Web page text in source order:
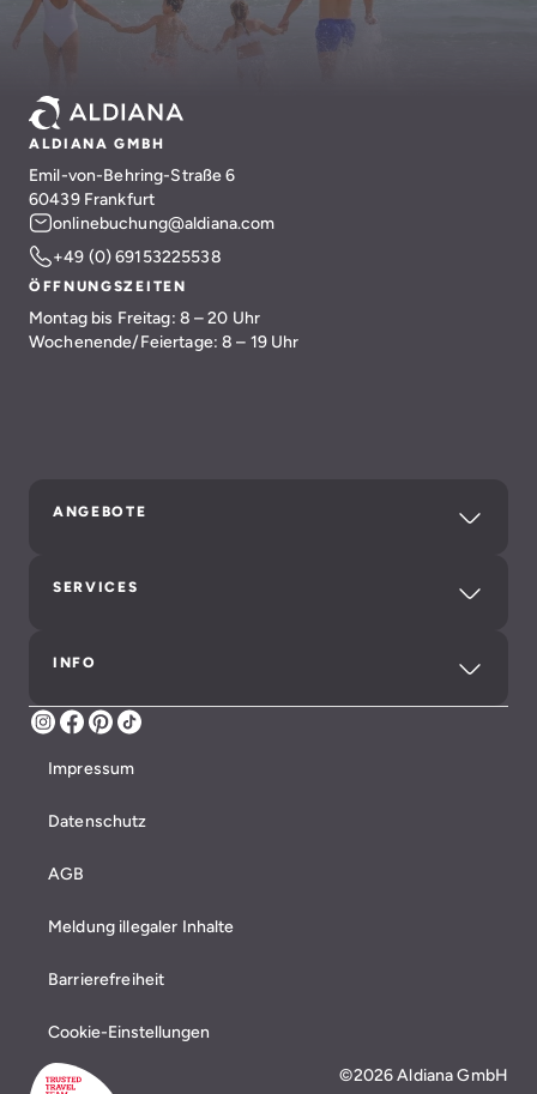
ALDIANA GMBH
Emil-von-Behring-Straße 6
60439 Frankfurt
onlinebuchung@aldiana.com
+49 (0) 69153225538
ÖFFNUNGSZEITEN
Montag bis Freitag: 8 – 20 Uhr
Wochenende/Feiertage: 8 – 19 Uhr
ANGEBOTE
SERVICES
INFO
Instagram
Facebook
Pinterest
Impressum
Datenschutz
AGB
Meldung illegaler Inhalte
Barrierefreiheit
Cookie-Einstellungen
©2026 Aldiana GmbH